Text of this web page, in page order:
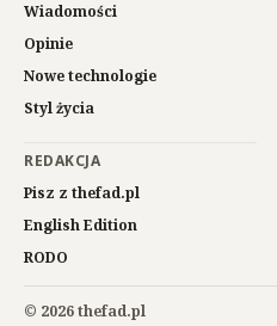
Wiadomości
Opinie
Nowe technologie
Styl życia
REDAKCJA
Pisz z thefad.pl
English Edition
RODO
© 2026 thefad.pl